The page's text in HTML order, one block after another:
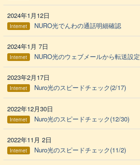
2024年1月12日
Internet NURO光でんわの通話明細確認
2024年1月 7日
Internet NURO光のウェブメールから転送設定
2023年2月17日
Internet Nuro光のスピードチェック(2/17)
2022年12月30日
Internet Nuro光のスピードチェック(12/30)
2022年11月 2日
Internet Nuro光のスピードチェック(11/2)